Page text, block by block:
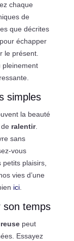
chaque
de
que décrites
échapper
le présent.
pleinement
simples
la beauté
ralentir.
sans
vous
petits plaisirs,
vies d’une
ici.
son temps
peut
Essayez